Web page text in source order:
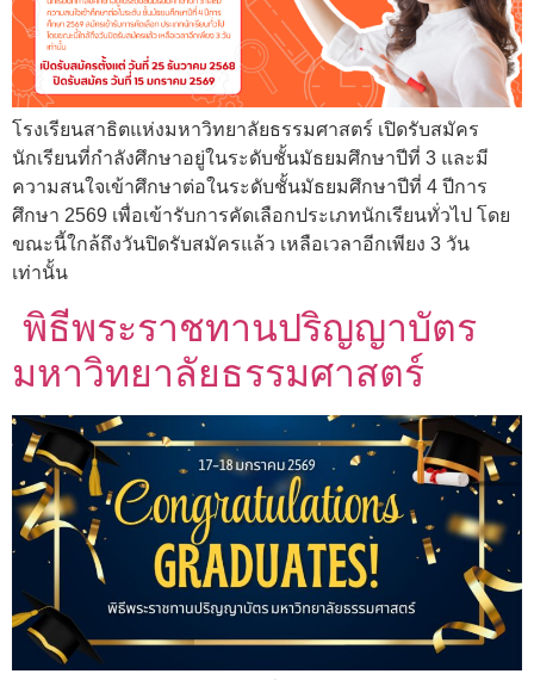
โรงเรียนสาธิตแห่งมหาวิทยาลัยธรรมศาสตร์ เปิดรับสมัคร
นักเรียนที่กำลังศึกษาอยู่ในระดับชั้นมัธยมศึกษาปีที่ 3 และมี
ความสนใจเข้าศึกษาต่อในระดับชั้นมัธยมศึกษาปีที่ 4 ปีการ
ศึกษา 2569 เพื่อเข้ารับการคัดเลือกประเภทนักเรียนทั่วไป โดย
ขณะนี้ใกล้ถึงวันปิดรับสมัครแล้ว เหลือเวลาอีกเพียง 3 วัน
เท่านั้น
พิธีพระราชทานปริญญาบัตร
มหาวิทยาลัยธรรมศาสตร์